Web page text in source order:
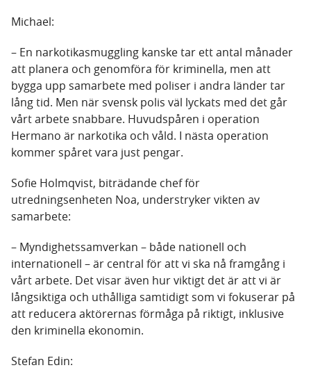
Michael:
– En narkotikasmuggling kanske tar ett antal månader
att planera och genomföra för kriminella, men att
bygga upp samarbete med poliser i andra länder tar
lång tid. Men när svensk polis väl lyckats med det går
vårt arbete snabbare. Huvudspåren i operation
Hermano är narkotika och våld. I nästa operation
kommer spåret vara just pengar.
Sofie Holmqvist, biträdande chef för
utredningsenheten Noa, understryker vikten av
samarbete:
– Myndighetssamverkan – både nationell och
internationell – är central för att vi ska nå framgång i
vårt arbete. Det visar även hur viktigt det är att vi är
långsiktiga och uthålliga samtidigt som vi fokuserar på
att reducera aktörernas förmåga på riktigt, inklusive
den kriminella ekonomin.
Stefan Edin: